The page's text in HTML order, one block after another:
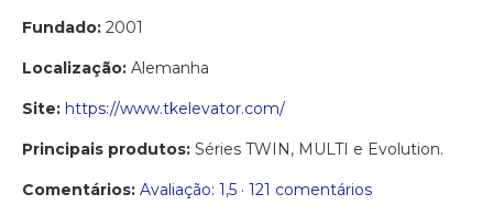
Fundado: 2001
Localização: Alemanha
Site: https://www.tkelevator.com/
Principais produtos: Séries TWIN, MULTI e Evolution.
Comentários: Avaliação: 1,5 · ‎121 comentários